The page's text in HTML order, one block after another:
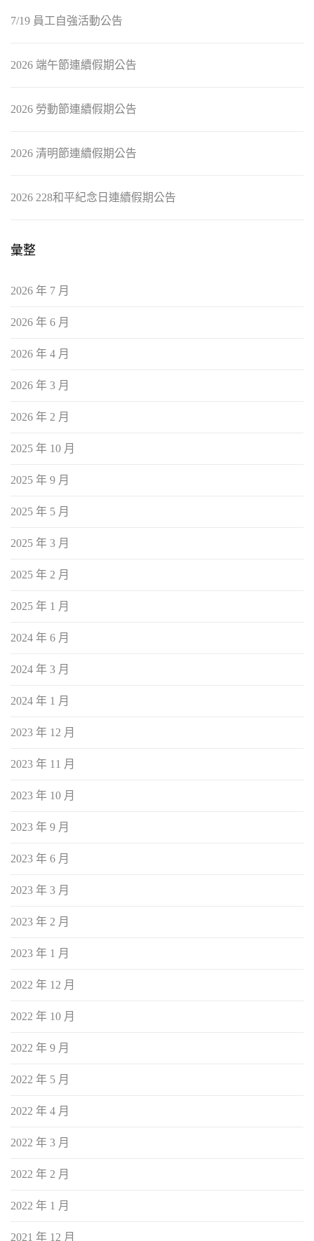
7/19 員工自強活動公告
2026 端午節連續假期公告
2026 勞動節連續假期公告
2026 清明節連續假期公告
2026 228和平紀念日連續假期公告
彙整
2026 年 7 月
2026 年 6 月
2026 年 4 月
2026 年 3 月
2026 年 2 月
2025 年 10 月
2025 年 9 月
2025 年 5 月
2025 年 3 月
2025 年 2 月
2025 年 1 月
2024 年 6 月
2024 年 3 月
2024 年 1 月
2023 年 12 月
2023 年 11 月
2023 年 10 月
2023 年 9 月
2023 年 6 月
2023 年 3 月
2023 年 2 月
2023 年 1 月
2022 年 12 月
2022 年 10 月
2022 年 9 月
2022 年 5 月
2022 年 4 月
2022 年 3 月
2022 年 2 月
2022 年 1 月
2021 年 12 月